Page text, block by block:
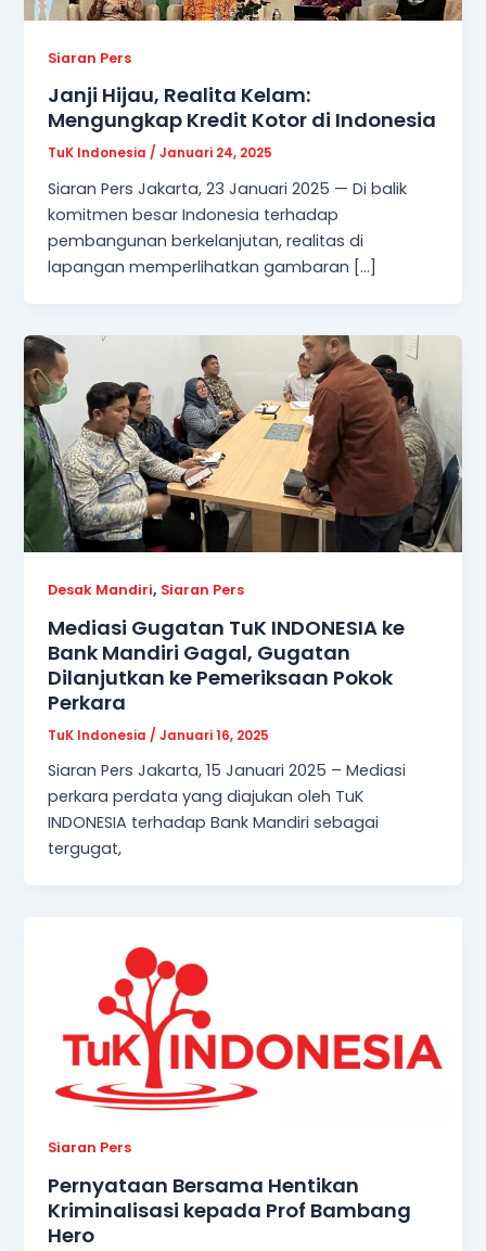
Siaran Pers
Janji Hijau, Realita Kelam:
Mengungkap Kredit Kotor di Indonesia
TuK Indonesia/Januari 24, 2025
Siaran Pers Jakarta, 23 Januari 2025 — Di balik
komitmen besar Indonesia terhadap
pembangunan berkelanjutan, realitas di
lapangan memperlihatkan gambaran […]
Desak Mandiri, Siaran Pers
Mediasi Gugatan TuK INDONESIA ke
Bank Mandiri Gagal, Gugatan
Dilanjutkan ke Pemeriksaan Pokok
Perkara
TuK Indonesia /Januari 16, 2025
Siaran Pers Jakarta, 15 Januari 2025 – Mediasi
perkara perdata yang diajukan oleh TuK
INDONESIA terhadap Bank Mandiri sebagai
tergugat,
Siaran Pers
Pernyataan Bersama Hentikan
Kriminalisasi kepada Prof Bambang
Hero